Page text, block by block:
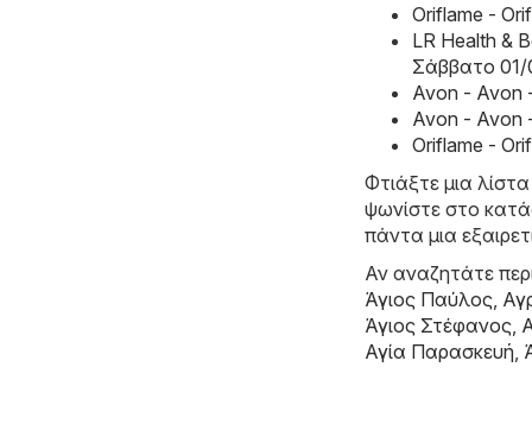
Oriflame -
LR Health &
Σάββατο
Avon - Avon
Avon - Avon
Oriflame -
Φτιάξτε μια
ψωνίστε στο
πάντα μια
Αν αναζητάτε
Άγιος Παύλος
Άγιος Στέφανος
Αγία Παρασκευή